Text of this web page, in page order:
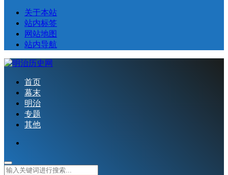
关于本站
站内标签
网站地图
站内导航
首页
幕末
明治
专题
其他